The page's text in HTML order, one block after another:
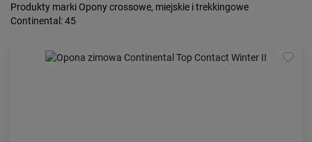
Popularność:
Produkty marki Opony crossowe, miejskie i trekkingowe
Continental : 45